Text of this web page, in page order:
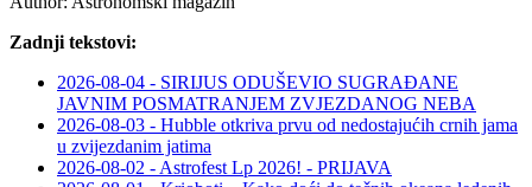
Zadnji tekstovi:
2026-08-04 - SIRIJUS ODUŠEVIO SUGRAĐANE
JAVNIM POSMATRANJEM ZVJEZDANOG NEBA
2026-08-03 - Hubble otkriva prvu od nedostajućih crnih jama
u zvijezdanim jatima
2026-08-02 - Astrofest Lp 2026! - PRIJAVA